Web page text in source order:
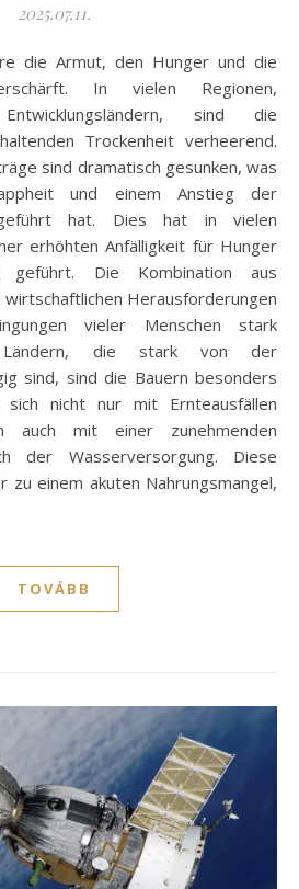
2025.07.11.
In vielen Regionen,
sind die
Trockenheit verheerend.
sind dramatisch gesunken, was
und einem Anstieg der
geführt hat. Dies hat in vielen
erhöhten Anfälligkeit für Hunger
geführt. Die Kombination aus
Herausforderungen
vieler Menschen stark
Ländern, die stark von der
sind, sind die Bauern besonders
nicht nur mit Ernteausfällen
auch mit einer zunehmenden
der Wasserversorgung. Diese
zu einem akuten Nahrungsmangel,
TOVÁBB